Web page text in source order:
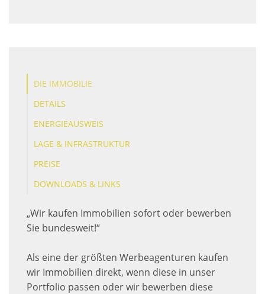
DIE IMMOBILIE
DETAILS
ENERGIEAUSWEIS
LAGE & INFRASTRUKTUR
PREISE
DOWNLOADS & LINKS
„Wir kaufen Immobilien sofort oder bewerben
Sie bundesweit!“
Als eine der größten Werbeagenturen kaufen
wir Immobilien direkt, wenn diese in unser
Portfolio passen oder wir bewerben diese